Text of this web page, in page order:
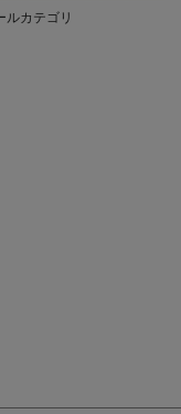
ルカテゴリ